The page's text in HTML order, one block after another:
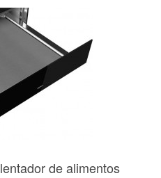
de alimentos